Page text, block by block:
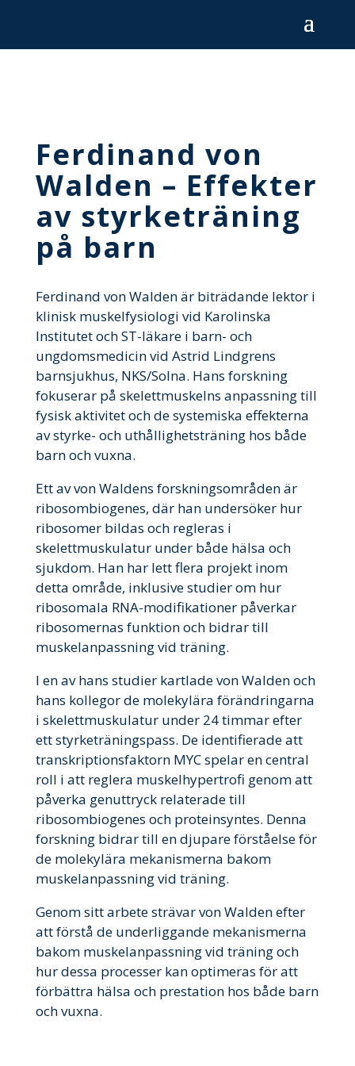
Ferdinand von
Walden – Effekter
av styrketräning
på barn
Ferdinand von Walden är biträdande lektor i
klinisk muskelfysiologi vid Karolinska
Institutet och ST-läkare i barn- och
ungdomsmedicin vid Astrid Lindgrens
barnsjukhus, NKS/Solna. Hans forskning
fokuserar på skelettmuskelns anpassning till
fysisk aktivitet och de systemiska effekterna
av styrke- och uthållighetsträning hos både
barn och vuxna.
Ett av von Waldens forskningsområden är
ribosombiogenes, där han undersöker hur
ribosomer bildas och regleras i
skelettmuskulatur under både hälsa och
sjukdom. Han har lett flera projekt inom
detta område, inklusive studier om hur
ribosomala RNA-modifikationer påverkar
ribosomernas funktion och bidrar till
muskelanpassning vid träning.
I en av hans studier kartlade von Walden och
hans kollegor de molekylära förändringarna
i skelettmuskulatur under 24 timmar efter
ett styrketräningspass. De identifierade att
transkriptionsfaktorn MYC spelar en central
roll i att reglera muskelhypertrofi genom att
påverka genuttryck relaterade till
ribosombiogenes och proteinsyntes. Denna
forskning bidrar till en djupare förståelse för
de molekylära mekanismerna bakom
muskelanpassning vid träning.
Genom sitt arbete strävar von Walden efter
att förstå de underliggande mekanismerna
bakom muskelanpassning vid träning och
hur dessa processer kan optimeras för att
förbättra hälsa och prestation hos både barn
och vuxna.